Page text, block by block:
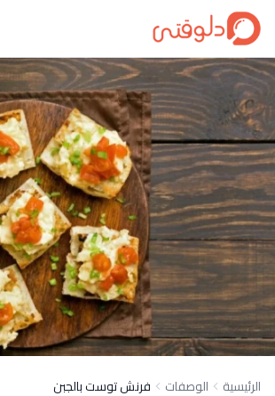
الرئيسية الوصفات فرنش توست بالجبن